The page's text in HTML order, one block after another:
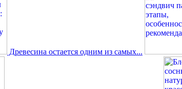
Древесина остается одним из самых...